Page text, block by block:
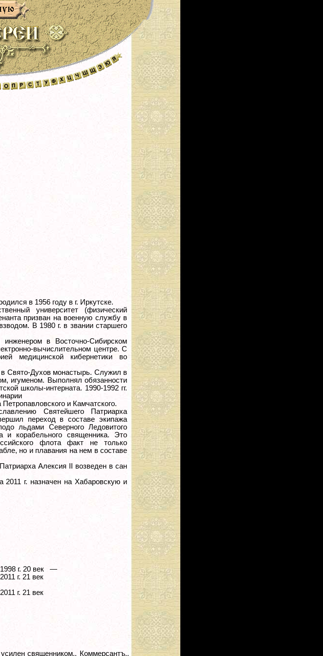
в 1956 году в г. Иркутске.
университет (физический
призван на военную службу в
В 1980 г. в звании старшего
в Восточно-Сибирском
вычислительном центре. С
медицинской кибернетики во
в Свято-Духов монастырь. Служил в
игуменом. Выполнял обязанности
школы-интерната. 1990-1992 гг.
и Камчатского.
Святейшего Патриарха
переход в составе экипажа
льдами Северного Ледовитого
и корабельного священника. Это
флота факт не только
но и плавания на нем в составе
Алексия II возведен в сан
г. назначен на Хабаровскую и
г. 20 век —
г. 21 век
г. 21 век
священником.. Коммерсантъ..